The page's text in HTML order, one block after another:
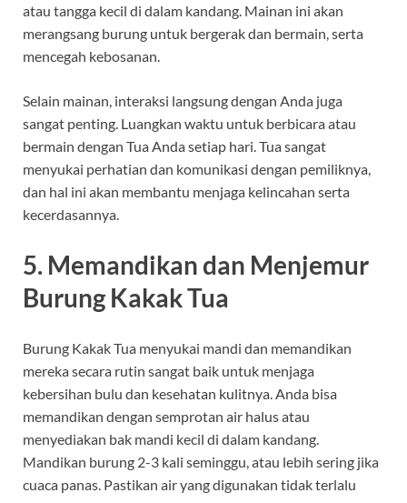
atau tangga kecil di dalam kandang. Mainan ini akan
merangsang burung untuk bergerak dan bermain, serta
mencegah kebosanan.
Selain mainan, interaksi langsung dengan Anda juga
sangat penting. Luangkan waktu untuk berbicara atau
bermain dengan Tua Anda setiap hari. Tua sangat
menyukai perhatian dan komunikasi dengan pemiliknya,
dan hal ini akan membantu menjaga kelincahan serta
kecerdasannya.
5. Memandikan dan Menjemur
Burung Kakak Tua
Burung Kakak Tua menyukai mandi dan memandikan
mereka secara rutin sangat baik untuk menjaga
kebersihan bulu dan kesehatan kulitnya. Anda bisa
memandikan dengan semprotan air halus atau
menyediakan bak mandi kecil di dalam kandang.
Mandikan burung 2-3 kali seminggu, atau lebih sering jika
cuaca panas. Pastikan air yang digunakan tidak terlalu